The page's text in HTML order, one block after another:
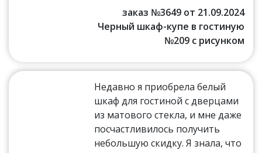
заказ №3649 от 21.09.2024
Черный шкаф-купе в гостиную
№209 с рисунком
Недавно я приобрела белый
шкаф для гостиной с дверцами
из матового стекла, и мне даже
посчастливилось получить
небольшую скидку. Я знала, что